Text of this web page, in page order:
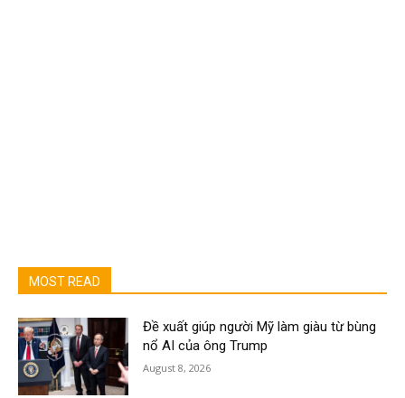
MOST READ
Đề xuất giúp người Mỹ làm giàu từ bùng
nổ AI của ông Trump
August 8, 2026